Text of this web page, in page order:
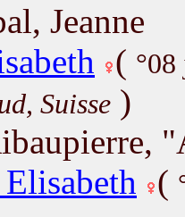
Jeanne
(
Suisse )
(